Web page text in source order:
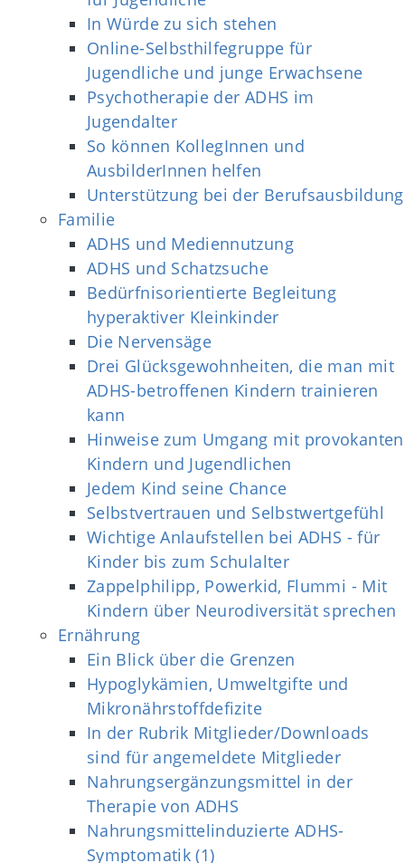
In Würde zu sich stehen
Online-Selbsthilfegruppe für
Jugendliche und junge Erwachsene
Psychotherapie der ADHS im
Jugendalter
So können KollegInnen und
AusbilderInnen helfen
Unterstützung bei der Berufsausbildung
Familie
ADHS und Mediennutzung
ADHS und Schatzsuche
Bedürfnisorientierte Begleitung
hyperaktiver Kleinkinder
Die Nervensäge
Drei Glücksgewohnheiten, die man mit
ADHS-betroffenen Kindern trainieren
kann
Hinweise zum Umgang mit provokanten
Kindern und Jugendlichen
Jedem Kind seine Chance
Selbstvertrauen und Selbstwertgefühl
Wichtige Anlaufstellen bei ADHS - für
Kinder bis zum Schulalter
Zappelphilipp, Powerkid, Flummi - Mit
Kindern über Neurodiversität sprechen
Ernährung
Ein Blick über die Grenzen
Hypoglykämien, Umweltgifte und
Mikronährstoffdefizite
In der Rubrik Mitglieder/Downloads
sind für angemeldete Mitglieder
Nahrungsergänzungsmittel in der
Therapie von ADHS
Nahrungsmittelinduzierte ADHS-
Symptomatik (1)